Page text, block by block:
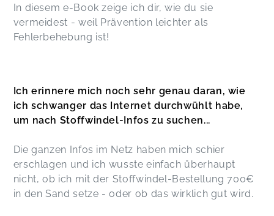
In diesem e-Book zeige ich dir, wie du sie
vermeidest - weil Prävention leichter als
Fehlerbehebung ist!
Ich erinnere mich noch sehr genau daran, wie
ich schwanger das Internet durchwühlt habe,
um nach Stoffwindel-Infos zu suchen...
Die ganzen Infos im Netz haben mich schier
erschlagen und ich wusste einfach überhaupt
nicht, ob ich mit der Stoffwindel-Bestellung 700€
in den Sand setze - oder ob das wirklich gut wird.